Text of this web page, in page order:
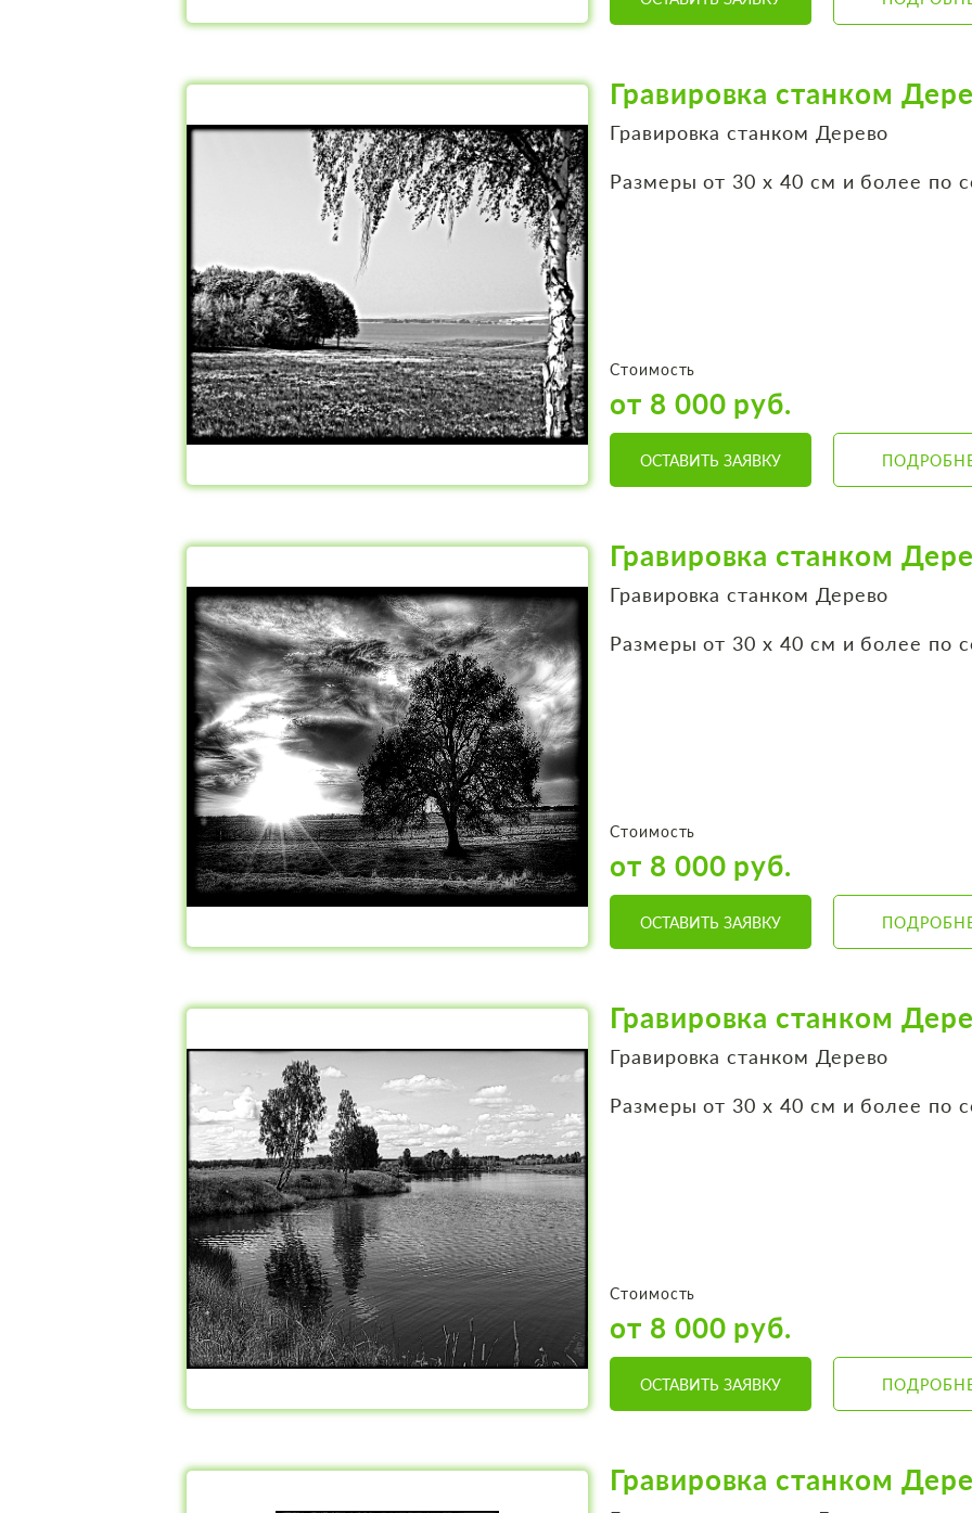
Гравировка станком
Гравировка станком Дерево
Размеры от 30 х 40 см и более по
Стоимость
от 8 000 руб.
ОСТАВИТЬ ЗАЯВКУ
Гравировка станком
Гравировка станком Дерево
Размеры от 30 х 40 см и более по
Стоимость
от 8 000 руб.
ОСТАВИТЬ ЗАЯВКУ
Гравировка станком
Гравировка станком Дерево
Размеры от 30 х 40 см и более по
Стоимость
от 8 000 руб.
ОСТАВИТЬ ЗАЯВКУ
Гравировка станком